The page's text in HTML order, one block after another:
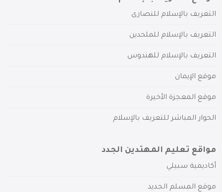
التعريف بالإسلام للنصارى
التعريف بالإسلام للملحدين
التعريف بالإسلام للهندوس
موقع الإيمان
موقع المعجزة الأخيرة
الحوار المباشر للتعريف بالإسلام
مواقع تعليم المهتدين الجدد
أكاديمية سبيلي
موقع المسلم الجديد